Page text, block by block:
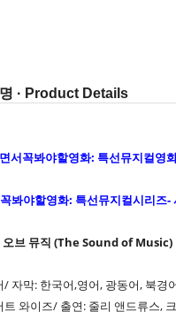
· Product Details
서꼭봐야할영화: 특선뮤지컬영
봐야할영화: 특선뮤지컬시리즈
오브 뮤직 (The Sound of Music)
/ 자막: 한국어,영어, 광동어, 북
트 와이즈/ 출연: 줄리 앤드류스,